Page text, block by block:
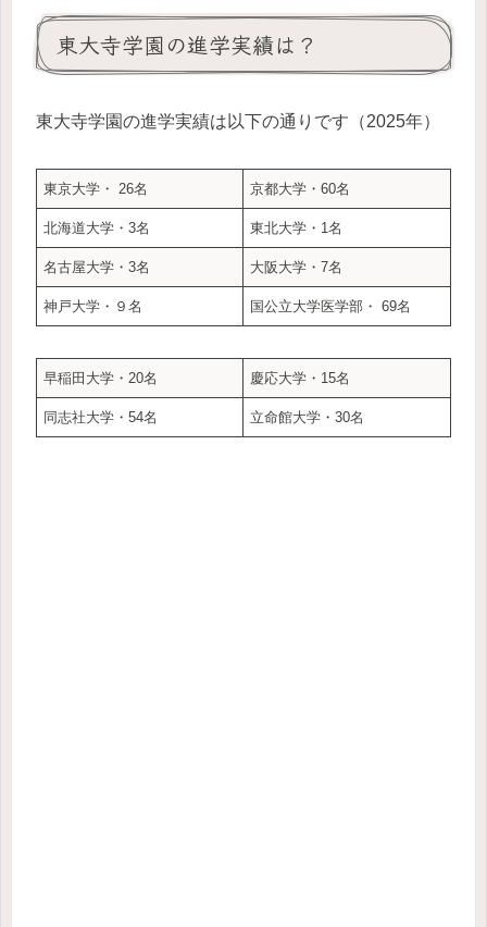
東大寺学園の進学実績は？
東大寺学園の進学実績は以下の通りです（2025年）
東京大学・ 26名 京都大学・60名
北海道大学・3名 東北大学・1名
名古屋大学・3名 大阪大学・7名
神戸大学・９名 国公立大学医学部・ 69名
早稲田大学・20名 慶応大学・15名
同志社大学・54名 立命館大学・30名